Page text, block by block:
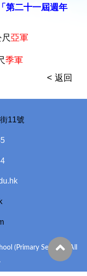
第二十一屆週年
亞軍
季軍
< 返回
11號
(Primary Section). All